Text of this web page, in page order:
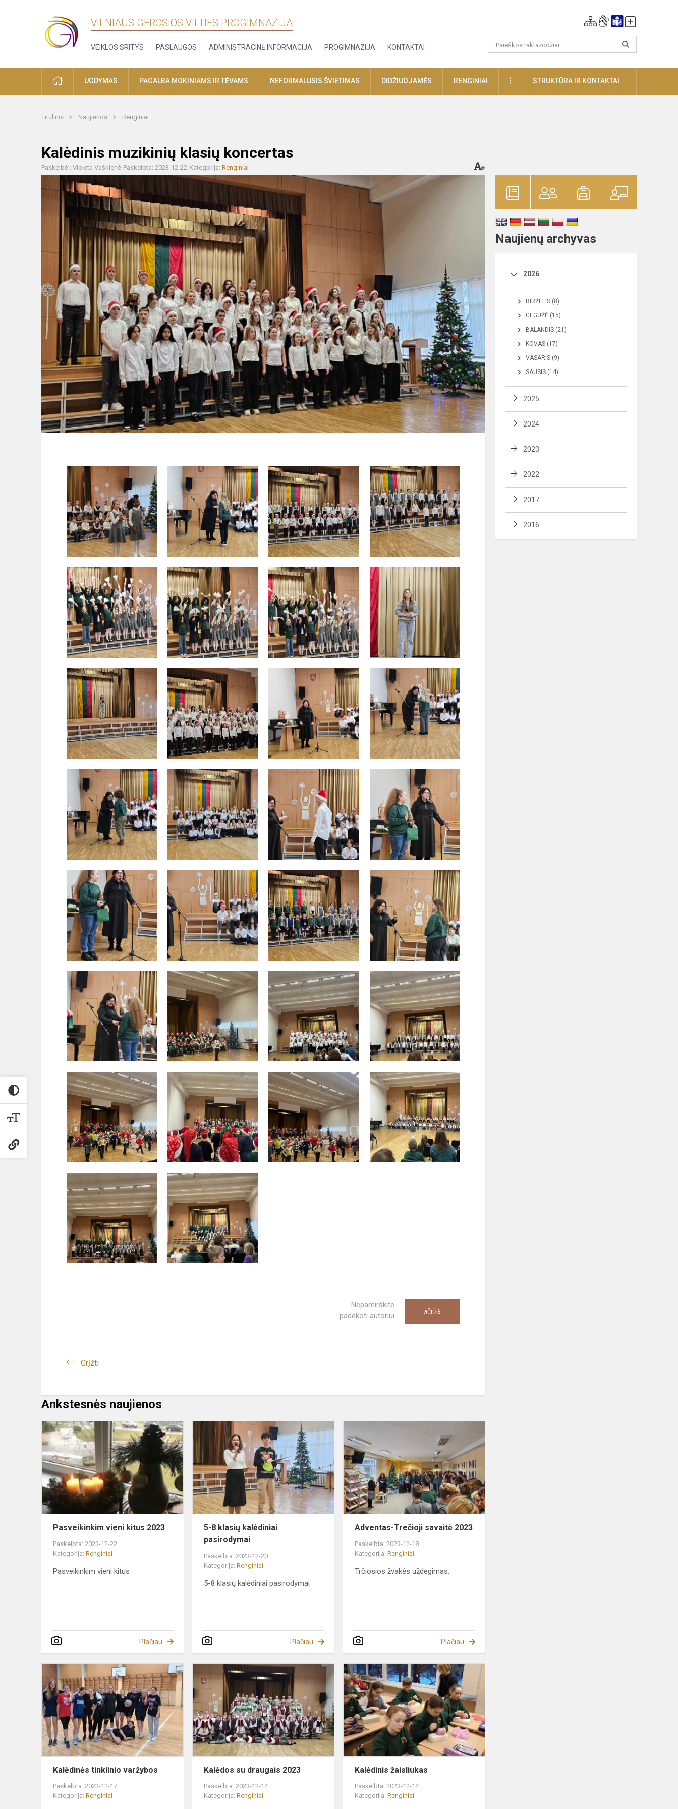
VILNIAUS GEROSIOS VILTIES PROGIMNAZIJA
VEIKLOS SRITYS PASLAUGOS ADMINISTRACINĖ INFORMACIJA PROGIMNAZIJA KONTAKTAI
PRADŽIAUGDYMAS PAGALBA MOKINIAMS IR TĖVAMS NEFORMALUSIS ŠVIETIMAS DIDŽIUOJAMĖS RENGINIAI DAUGIAUSTRUKTŪRA IR KONTAKTAI
Titulinis Naujienos Renginiai
Kalėdinis muzikinių klasių koncertas
Paskelbė : Violeta Vaškienė Paskelbta: 2023-12-22 Kategorija: Renginiai
Nepamirškite
padėkoti autoriui
AČIŪ 6
Grįžti
Ankstesnės naujienos
Pasveikinkim
vieni
kitus
2023
Pasveikinkim vieni kitus 2023
Paskelbta: 2023-12-22
Kategorija: Renginiai
Pasveikinkim vieni kitus
Plačiau
klasių
kalėdiniai
pasirodymai
5-8 klasių kalėdiniai
pasirodymai
Paskelbta: 2023-12-20
Kategorija:Renginiai
5-8 klasių kalėdiniai pasirodymai
Plačiau
Trečioji
Adventas-Trečioji savaitė 2023
Paskelbta: 2023-12-18
Kategorija:Renginiai
Trčiosios žvakės uždegimas.
Plačiau
Kalėdinės
tinklinio
varžybos
Kalėdinės tinklinio varžybos
Paskelbta: 2023-12-17
Kategorija: Renginiai
Kalėdos
draugais
2023
Kalėdos su draugais 2023
Paskelbta: 2023-12-14
Kategorija:Renginiai
Kalėdinis žaisliukas
Paskelbta: 2023-12-14
Kategorija:Renginiai
Naujienų archyvas
2026
BIRŽELIS (8)
GEGUŽĖ (15)
BALANDIS (21)
KOVAS (17)
VASARIS (9)
SAUSIS (14)
2025
2024
2023
2022
2017
2016